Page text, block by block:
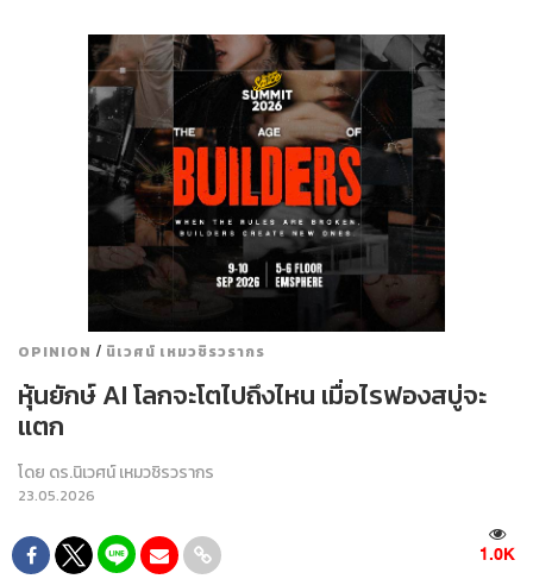
OPINION / นิเวศน์ เหมวชิรวรากร
หุ้นยักษ์ AI โลกจะโตไปถึงไหน เมื่อไรฟองสบู่จะ
แตก
โดย ดร.นิเวศน์ เหมวชิรวรากร
23.05.2026
1.0K